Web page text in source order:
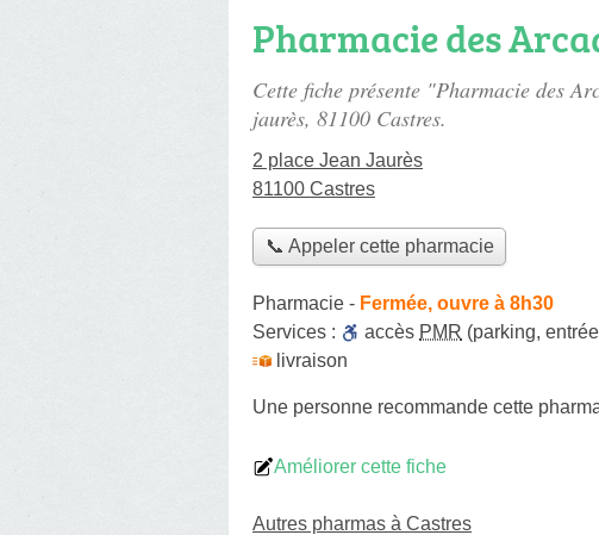
Pharmacie des
Cette fiche présente "Pharmacie des
jaurès, 81100 Castres.
2 place Jean Jaurès
81100 Castres
📞 Appeler cette pharmacie
Pharmacie - Fermée, ouvre à 8h30
Services :
accès PMR (parking,
livraison
Une personne recommande cette
Améliorer cette fiche
Autres pharmas à Castres